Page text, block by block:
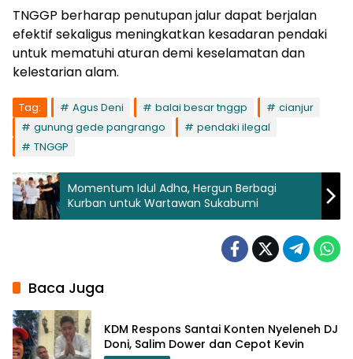
TNGGP berharap penutupan jalur dapat berjalan
efektif sekaligus meningkatkan kesadaran pendaki
untuk mematuhi aturan demi keselamatan dan
kelestarian alam.
Tag: Agus Deni balai besar tnggp
cianjur
gunung gede pangrango
pendaki ilegal
TNGGP
Momentum Idul Adha, Hergun Berbagi
Kurban untuk Wartawan Sukabumi
Baca Juga
KDM Respons Santai Konten Nyeleneh DJ
Doni, Salim Dower dan Cepot Kevin